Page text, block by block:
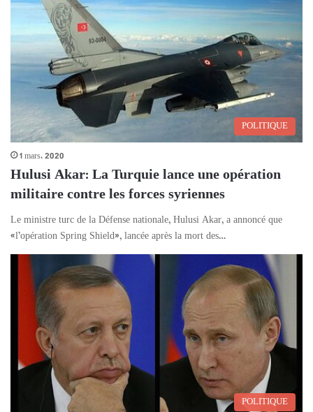
POLITIQUE
1 mars، 2020
Hulusi Akar: La Turquie lance une opération
militaire contre les forces syriennes
Le ministre turc de la Défense nationale, Hulusi Akar, a annoncé que
«l’opération Spring Shield», lancée après la mort des…
POLITIQUE